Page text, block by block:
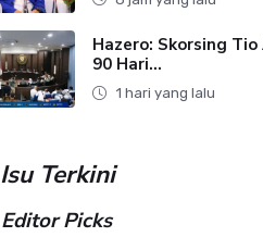
Hazero: Skorsing
90 Hari...
1 hari yang lalu
Isu Terkini
Editor Picks